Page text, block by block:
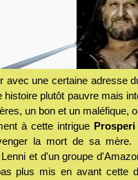
avec une certaine adresse
histoire plutôt pauvre mais
un bon et un maléfique,
à cette intrigue Prosperi
la mort de sa
et d'un groupe
plus mis en avant cette